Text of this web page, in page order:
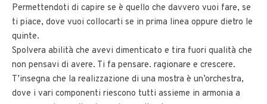
Permettendoti di capire se è quello che davvero vuoi fare, se
ti piace, dove vuoi collocarti se in prima linea oppure dietro le
quinte.
Spolvera abilità che avevi dimenticato e tira fuori qualità che
non pensavi di avere. Ti fa pensare. ragionare e crescere.
T’insegna che la realizzazione di una mostra è un’orchestra,
dove i vari componenti riescono tutti assieme in armonia a